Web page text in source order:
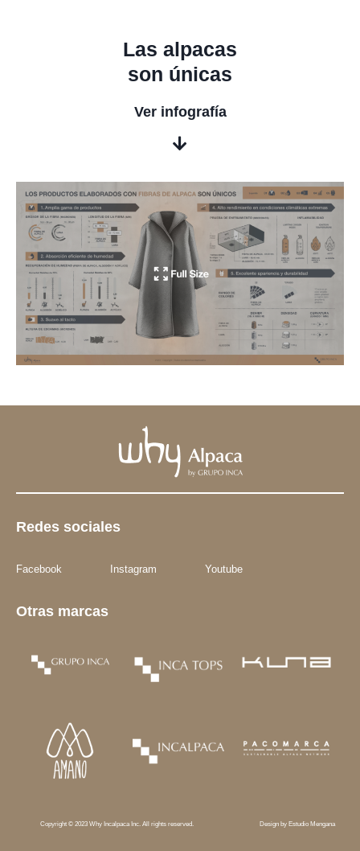
Las alpacas
son únicas
Ver infografía
Redes sociales
Facebook Instagram Youtube
Otras marcas
Copyright © 2023 Why Incalpaca Inc. All rights reserved. Design by Estudio Mengana